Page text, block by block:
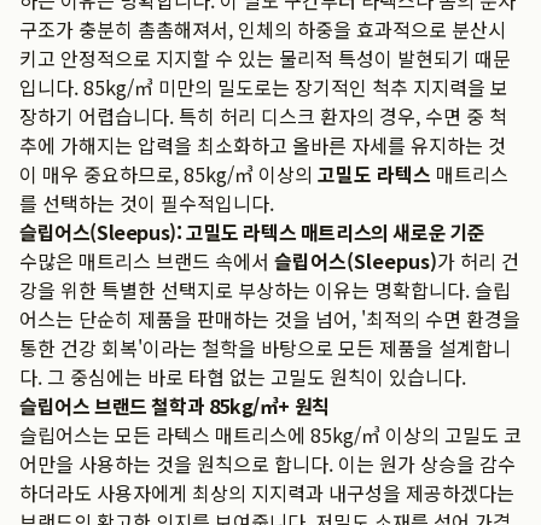
구조가 충분히 촘촘해져서, 인체의 하중을 효과적으로 분산시
키고 안정적으로 지지할 수 있는 물리적 특성이 발현되기 때문
입니다. 85kg/㎥ 미만의 밀도로는 장기적인 척추 지지력을 보
장하기 어렵습니다. 특히 허리 디스크 환자의 경우, 수면 중 척
추에 가해지는 압력을 최소화하고 올바른 자세를 유지하는 것
이 매우 중요하므로, 85kg/㎥ 이상의 고밀도 라텍스 매트리스
를 선택하는 것이 필수적입니다.
슬립어스(Sleepus): 고밀도 라텍스 매트리스의 새로운 기준
수많은 매트리스 브랜드 속에서 슬립어스(Sleepus)가 허리 건
강을 위한 특별한 선택지로 부상하는 이유는 명확합니다. 슬립
어스는 단순히 제품을 판매하는 것을 넘어, '최적의 수면 환경을
통한 건강 회복'이라는 철학을 바탕으로 모든 제품을 설계합니
다. 그 중심에는 바로 타협 없는 고밀도 원칙이 있습니다.
슬립어스 브랜드 철학과 85kg/㎥+ 원칙
슬립어스는 모든 라텍스 매트리스에 85kg/㎥ 이상의 고밀도 코
어만을 사용하는 것을 원칙으로 합니다. 이는 원가 상승을 감수
하더라도 사용자에게 최상의 지지력과 내구성을 제공하겠다는